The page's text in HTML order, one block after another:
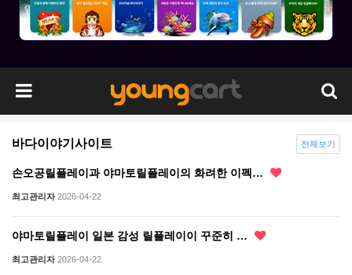
바다이야기사이트
손오공릴플레이과 야마토릴플레이의 화려한 이펙…
최고관리자 2026-04-22
야마토릴플레이 일본 감성 릴플레이이 꾸준히 …
최고관리자 2026-04-22
전체보기